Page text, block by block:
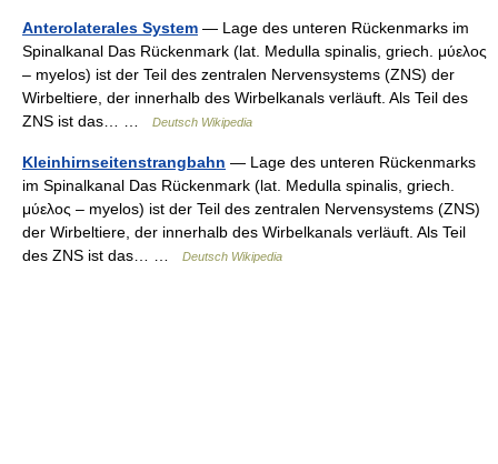
Anterolaterales System — Lage des unteren Rückenmarks im
Spinalkanal Das Rückenmark (lat. Medulla spinalis, griech. μύελος
– myelos) ist der Teil des zentralen Nervensystems (ZNS) der
Wirbeltiere, der innerhalb des Wirbelkanals verläuft. Als Teil des
ZNS ist das… …
Deutsch Wikipedia
Kleinhirnseitenstrangbahn — Lage des unteren Rückenmarks
im Spinalkanal Das Rückenmark (lat. Medulla spinalis, griech.
μύελος – myelos) ist der Teil des zentralen Nervensystems (ZNS)
der Wirbeltiere, der innerhalb des Wirbelkanals verläuft. Als Teil
des ZNS ist das… …
Deutsch Wikipedia